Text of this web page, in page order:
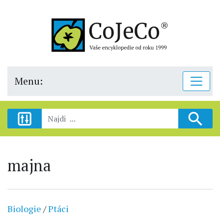
Menu:
majna
Biologie /Ptáci